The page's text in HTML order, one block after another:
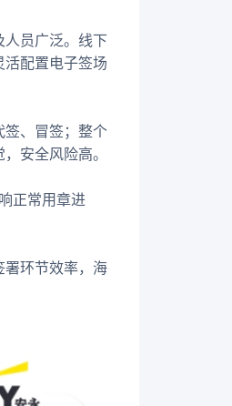
人员广泛。线下
配置电子签场
签、冒签；整个
安全风险高。
正常用章进
署环节效率，海